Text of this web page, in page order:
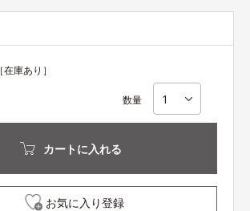
［在庫あり］
数量
カートに入れる
お気に入り登録